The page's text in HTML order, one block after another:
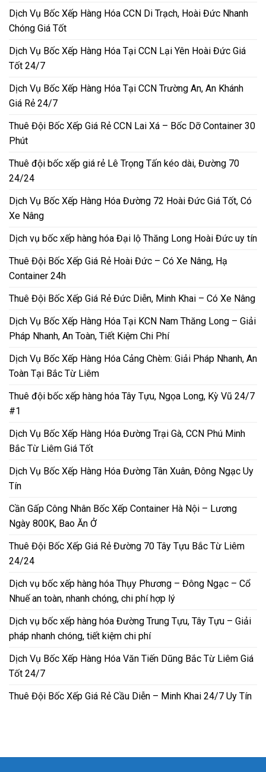
Dịch Vụ Bốc Xếp Hàng Hóa CCN Di Trạch, Hoài Đức Nhanh
Chóng Giá Tốt
Dịch Vụ Bốc Xếp Hàng Hóa Tại CCN Lại Yên Hoài Đức Giá
Tốt 24/7
Dịch Vụ Bốc Xếp Hàng Hóa Tại CCN Trường An, An Khánh
Giá Rẻ 24/7
Thuê Đội Bốc Xếp Giá Rẻ CCN Lai Xá – Bốc Dỡ Container 30
Phút
Thuê đội bốc xếp giá rẻ Lê Trọng Tấn kéo dài, Đường 70
24/24
Dịch Vụ Bốc Xếp Hàng Hóa Đường 72 Hoài Đức Giá Tốt, Có
Xe Nâng
Dịch vụ bốc xếp hàng hóa Đại lộ Thăng Long Hoài Đức uy tín
Thuê Đội Bốc Xếp Giá Rẻ Hoài Đức – Có Xe Nâng, Hạ
Container 24h
Thuê Đội Bốc Xếp Giá Rẻ Đức Diễn, Minh Khai – Có Xe Nâng
Dịch Vụ Bốc Xếp Hàng Hóa Tại KCN Nam Thăng Long – Giải
Pháp Nhanh, An Toàn, Tiết Kiệm Chi Phí
Dịch Vụ Bốc Xếp Hàng Hóa Cảng Chèm: Giải Pháp Nhanh, An
Toàn Tại Bắc Từ Liêm
Thuê đội bốc xếp hàng hóa Tây Tựu, Ngọa Long, Kỳ Vũ 24/7
#1
Dịch Vụ Bốc Xếp Hàng Hóa Đường Trại Gà, CCN Phú Minh
Bắc Từ Liêm Giá Tốt
Dịch Vụ Bốc Xếp Hàng Hóa Đường Tân Xuân, Đông Ngạc Uy
Tín
Cần Gấp Công Nhân Bốc Xếp Container Hà Nội – Lương
Ngày 800K, Bao Ăn Ở
Thuê Đội Bốc Xếp Giá Rẻ Đường 70 Tây Tựu Bắc Từ Liêm
24/24
Dịch vụ bốc xếp hàng hóa Thụy Phương – Đông Ngạc – Cổ
Nhuế an toàn, nhanh chóng, chi phí hợp lý
Dịch vụ bốc xếp hàng hóa Đường Trung Tựu, Tây Tựu – Giải
pháp nhanh chóng, tiết kiệm chi phí
Dịch Vụ Bốc Xếp Hàng Hóa Văn Tiến Dũng Bắc Từ Liêm Giá
Tốt 24/7
Thuê Đội Bốc Xếp Giá Rẻ Cầu Diễn – Minh Khai 24/7 Uy Tín